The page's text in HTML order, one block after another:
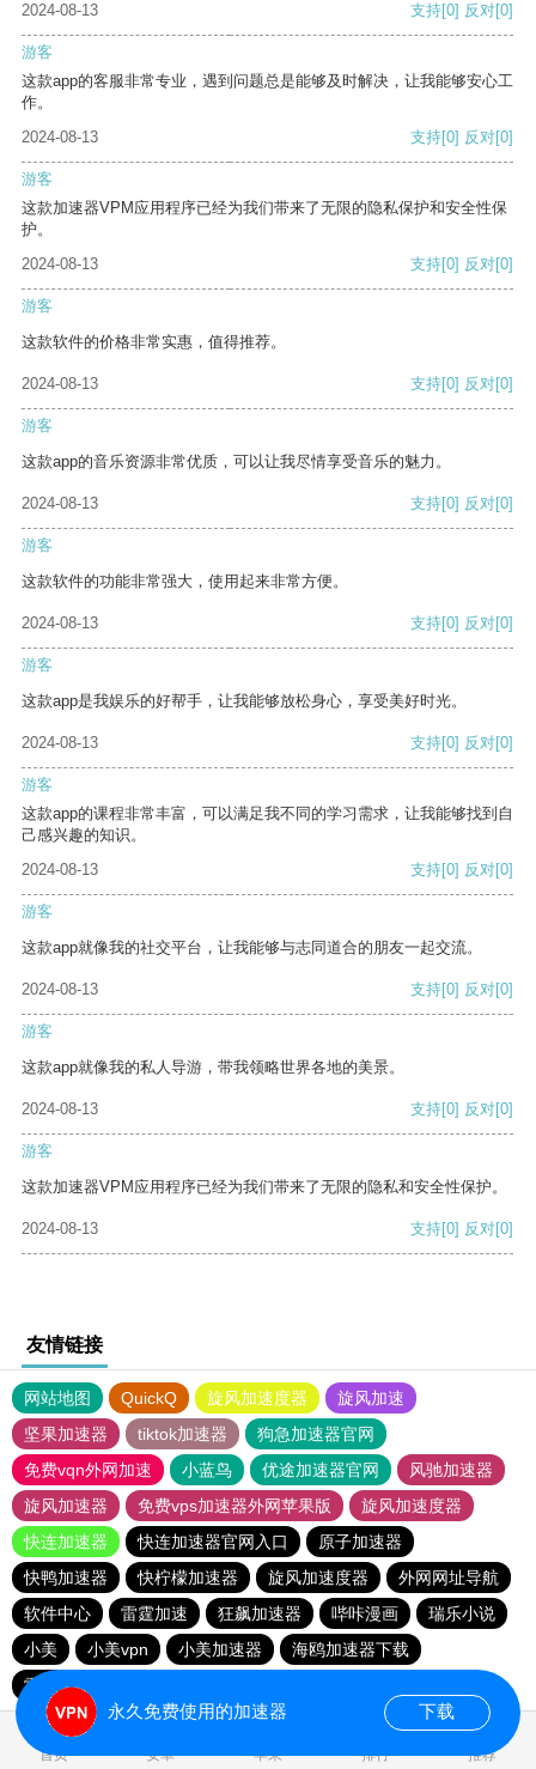
2024-08-13
支持[0] 反对[0]
游客
这款app的客服非常专业，遇到问题总是能够及时解决，让我能够安心工
作。
2024-08-13
支持[0] 反对[0]
游客
这款加速器VPM应用程序已经为我们带来了无限的隐私保护和安全性保
护。
2024-08-13
支持[0] 反对[0]
游客
这款软件的价格非常实惠，值得推荐。
2024-08-13 支持[0] 反对[0]
游客
这款app的音乐资源非常优质，可以让我尽情享受音乐的魅力。
2024-08-13 支持[0] 反对[0]
游客
这款软件的功能非常强大，使用起来非常方便。
2024-08-13 支持[0] 反对[0]
游客
这款app是我娱乐的好帮手，让我能够放松身心，享受美好时光。
2024-08-13 支持[0] 反对[0]
游客
这款app的课程非常丰富，可以满足我不同的学习需求，让我能够找到自
己感兴趣的知识。
2024-08-13
支持[0] 反对[0]
游客
这款app就像我的社交平台，让我能够与志同道合的朋友一起交流。
2024-08-13 支持[0] 反对[0]
游客
这款app就像我的私人导游，带我领略世界各地的美景。
2024-08-13 支持[0] 反对[0]
游客
这款加速器VPM应用程序已经为我们带来了无限的隐私和安全性保护。
2024-08-13 支持[0] 反对[0]
友情链接
网站地图 QuickQ 旋风加速度器
旋风加速
坚果加速器
tiktok加速器
狗急加速器官网
免费vqn外网加速
小蓝鸟 优途加速器官网
风驰加速器
旋风加速器
免费vps加速器外网苹果版
旋风加速度器
快连加速器
快连加速器官网入口
原子加速器
快鸭加速器
快柠檬加速器 旋风加速度器
外网网址导航
软件中心
雷霆加速 狂飙加速器 哔咔漫画
瑞乐小说
小美
小美vpn 小美加速器
海鸥加速器下载
雷霆加速下载
首页 安卓 苹果 排行 推荐
永久免费使用的加速器 下载
0.016064s